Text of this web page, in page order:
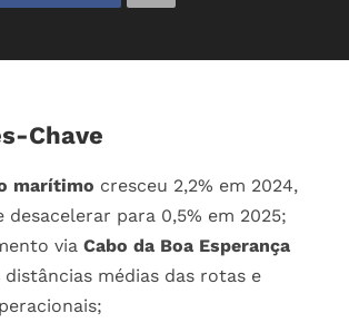
Chave
marítimo cresceu 2,2% em 2024,
desacelerar para 0,5% em 2025;
via Cabo da Boa Esperança
distâncias médias das rotas e